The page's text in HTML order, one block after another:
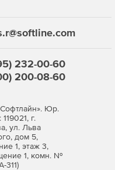
232-00-60
200-08-60
Юр.
г.
ул. Льва
дом 5,
1, этаж 3,
1, комн. №
311)